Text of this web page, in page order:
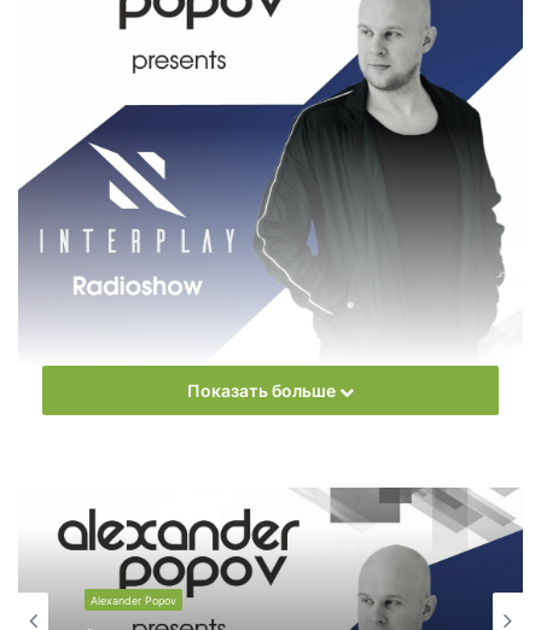
Слушать онлайн новый выпуск Alexander Popov
–
Interplay Radioshow онлайн бесплатно
Показать больше
Alexander Popov